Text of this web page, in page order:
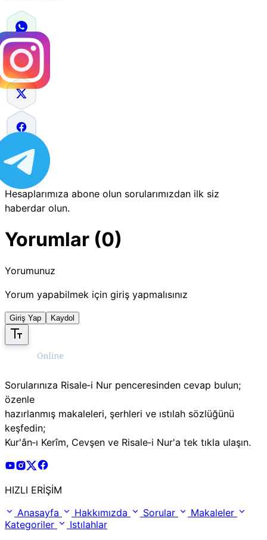
Hesaplarımıza abone olun sorularımızdan ilk siz
haberdar olun.
Yorumlar (0)
Yorumunuz
Yorum yapabilmek için giriş yapmalısınız
Giriş Yap Kaydol
Sorularınıza Risale‑i Nur penceresinden cevap bulun;
özenle
hazırlanmış makaleleri, şerhleri ve ıstılah sözlüğünü
keşfedin;
Kur'ân‑ı Kerîm, Cevşen ve Risale‑i Nur'a tek tıkla ulaşın.
Risale Online Youtube Hesabı
Risale Online Instagram Hesabı
Risale Online X Hesabı
HIZLI ERİŞİM
Anasayfa
Hakkımızda Sorular
Makaleler
Kategoriler
Istılahlar